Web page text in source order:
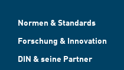
Normen & Standards
Forschung & Innovation
DIN & seine Partner